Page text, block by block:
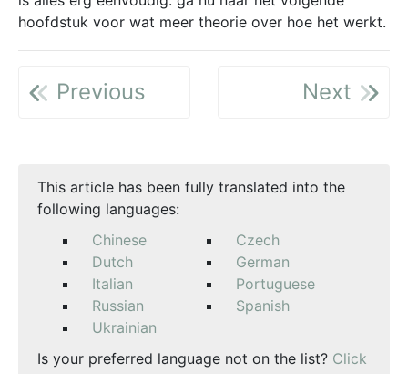
hoofdstuk voor wat meer theorie over hoe het werkt.
Previous Next
This article has been fully translated into the
following languages:
Chinese
Czech
Dutch
German
Italian
Portuguese
Russian
Spanish
Ukrainian
Is your preferred language not on the list? Click